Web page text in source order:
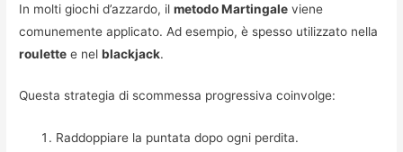
In molti giochi d’azzardo, ilmetodo Martingale viene
comunemente applicato. Ad esempio, è spesso utilizzato nella
roulette e nelblackjack.
Questa strategia di scommessa progressiva coinvolge:
Raddoppiare la puntata dopo ogni perdita.